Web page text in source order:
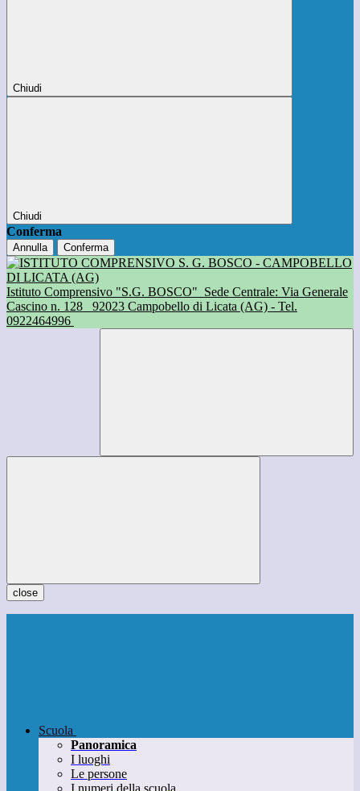
Chiudi
Chiudi
Conferma
Annulla Conferma
Istituto Comprensivo "S.G. BOSCO" Sede Centrale: Via Generale
Cascino n. 128
92023 Campobello di Licata (AG) - Tel.
0922464996
close
Scuola
Panoramica
I luoghi
Le persone